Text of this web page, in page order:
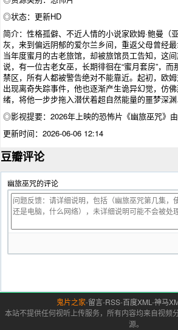
◎状态：更新HD
简介：性格孤僻、不近人情的小说家欧姆·鲍曼（
灰，来到偏远阴郁的爱尔兰乡间，重返父母曾经
当年度蜜月的古老旅馆，却被旅馆员工告知，这
说，有一位古老女巫，长期徘徊在“蜜月套房”，
禁区，所有人都被警告绝对不能靠近。起初，欧
出现离奇失踪事件，他也逐渐产生诡异幻觉，仿
绪，将他一步步拖入潜伏着超自然能量的噩梦深
◎影视提要：2026年上映的恐怖片 《幽旅巫咒》
更新时间：2026-06-06 12:14
豆瓣评论
幽旅巫咒的评论
鬼片之家-留言-RSS-百度XML -神马
本站不提供任何视听上传服务，所有内容均来自视频
源。